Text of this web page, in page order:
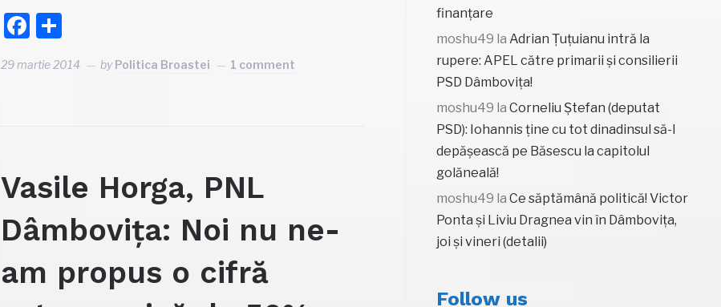
Facebook
29 martie 2014 byPolitica Broastei 1 comment
Vasile Horga, PNL
Dâmbovița: Noi nu ne-
am propus o cifră
finanțare
moshu49 la Adrian Țuțuianu intră la
rupere: APEL către primarii și consilierii
PSD Dâmbovița!
moshu49 la Corneliu Ștefan (deputat
PSD): Iohannis ține cu tot dinadinsul să-l
depășească pe Băsescu la capitolul
golăneală!
moshu49 la Ce săptămână politică! Victor
Ponta și Liviu Dragnea vin în Dâmbovița,
joi și vineri (detalii)
Follow us